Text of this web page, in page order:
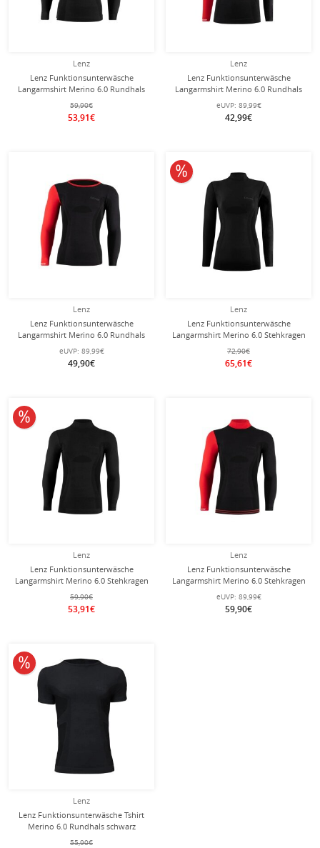
Lenz
Lenz Funktionsunterwäsche
Langarmshirt Merino 6.0 Rundhals
schwarz Herren
59,90€
53,91€
Lenz
Lenz Funktionsunterwäsche
Langarmshirt Merino 6.0 Rundhals
schwarz/rot Damen
eUVP: 89,99€
42,99€
Lenz
Lenz Funktionsunterwäsche
Langarmshirt Merino 6.0 Rundhals
schwarz/rot Herren
eUVP: 89,99€
49,90€
Lenz
Lenz Funktionsunterwäsche
Langarmshirt Merino 6.0 Stehkragen
schwarz Damen
72,90€
65,61€
10% reduziert
Lenz
Lenz Funktionsunterwäsche
Langarmshirt Merino 6.0 Stehkragen
schwarz Herren
59,90€
53,91€
10% reduziert
Lenz
Lenz Funktionsunterwäsche
Langarmshirt Merino 6.0 Stehkragen
schwarz/rot Herren
eUVP: 89,99€
59,90€
Lenz
Lenz Funktionsunterwäsche Tshirt
Merino 6.0 Rundhals schwarz
Herren
55,90€
10% reduziert